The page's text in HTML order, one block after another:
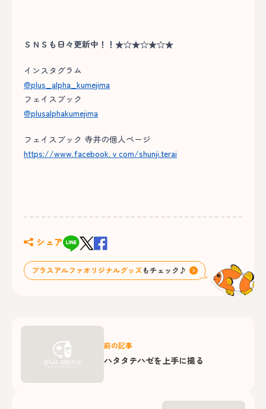
ＳＮＳも日々更新中！！★☆★☆★☆★
インスタグラム
@plus_alpha_kumejima
フェイスブック
@plusalphakumejima
フェイスブック 寺井の個人ページ
https://www.facebook.ｖcom/shunji.terai
シェア
前の記事
ハタタテハゼを上手に撮る